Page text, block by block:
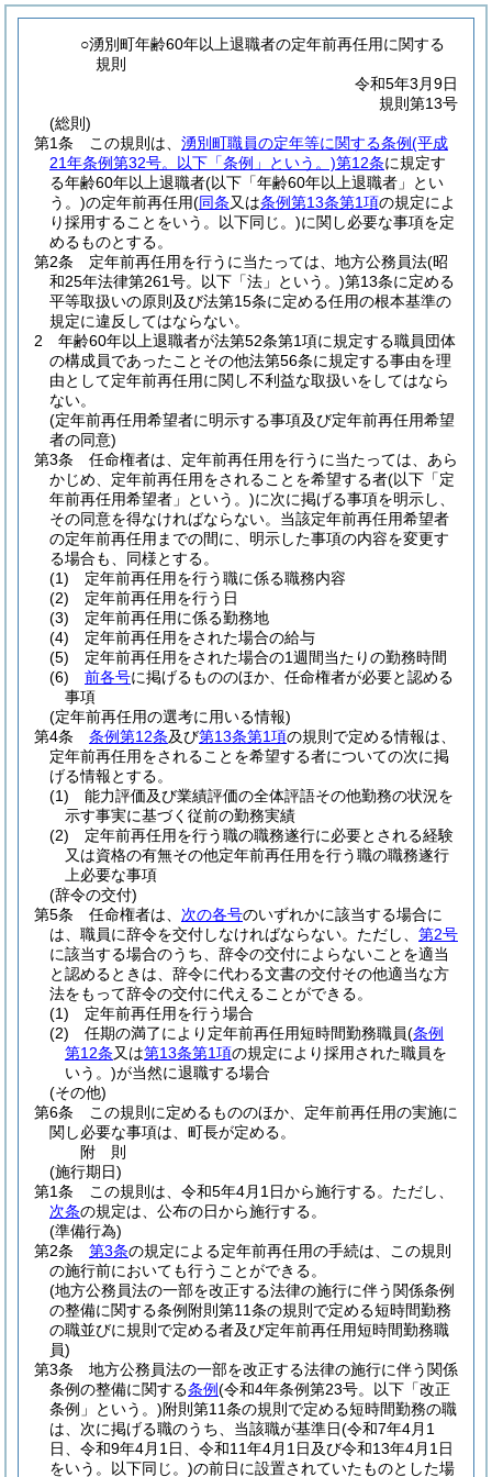
○湧別町年齢60年以上退職者の定年前再任用に関する
規則
令和5年3月9日
規則第13号
(総則)
第1条
この規則は、 湧別町職員の定年等に関する条例(平成
21年条例第32号。以下「条例」という。)第12条に規定す
る年齢60年以上退職者(以下「年齢60年以上退職者」とい
う。)の定年前再任用(同条又は条例第13条第1項の規定によ
り採用することをいう。以下同じ。)に関し必要な事項を定
めるものとする。
第2条
定年前再任用を行うに当たっては、地方公務員法(昭
和25年法律第261号。以下「法」という。)第13条に定める
平等取扱いの原則及び法第15条に定める任用の根本基準の
規定に違反してはならない。
2
年齢60年以上退職者が法第52条第1項に規定する職員団体
の構成員であったことその他法第56条に規定する事由を理
由として定年前再任用に関し不利益な取扱いをしてはなら
ない。
(定年前再任用希望者に明示する事項及び定年前再任用希望
者の同意)
第3条
任命権者は、定年前再任用を行うに当たっては、あら
かじめ、定年前再任用をされることを希望する者(以下「定
年前再任用希望者」という。)に次に掲げる事項を明示し、
その同意を得なければならない。 当該定年前再任用希望者
の定年前再任用までの間に、明示した事項の内容を変更す
る場合も、同様とする。
(1)
定年前再任用を行う職に係る職務内容
(2)
定年前再任用を行う日
(3)
定年前再任用に係る勤務地
(4)
定年前再任用をされた場合の給与
(5)
定年前再任用をされた場合の1週間当たりの勤務時間
(6)
前各号に掲げるもののほか、任命権者が必要と認める
事項
(定年前再任用の選考に用いる情報)
第4条
条例第12条及び第13条第1項の規則で定める情報は、
定年前再任用をされることを希望する者についての次に掲
げる情報とする。
(1)
能力評価及び業績評価の全体評語その他勤務の状況を
示す事実に基づく従前の勤務実績
(2)
定年前再任用を行う職の職務遂行に必要とされる経験
又は資格の有無その他定年前再任用を行う職の職務遂行
上必要な事項
(辞令の交付)
第5条
任命権者は、 次の各号のいずれかに該当する場合に
は、職員に辞令を交付しなければならない。 ただし、 第2号
に該当する場合のうち、辞令の交付によらないことを適当
と認めるときは、辞令に代わる文書の交付その他適当な方
法をもって辞令の交付に代えることができる。
(1)
定年前再任用を行う場合
(2)
任期の満了により定年前再任用短時間勤務職員(条例
第12条又は第13条第1項の規定により採用された職員を
いう。)が当然に退職する場合
(その他)
第6条
この規則に定めるもののほか、定年前再任用の実施に
関し必要な事項は、町長が定める。
附 則
(施行期日)
第1条
この規則は、令和5年4月1日から施行する。 ただし、
次条の規定は、公布の日から施行する。
(準備行為)
第2条
第3条の規定による定年前再任用の手続は、この規則
の施行前においても行うことができる。
(地方公務員法の一部を改正する法律の施行に伴う関係条例
の整備に関する条例附則第11条の規則で定める短時間勤務
の職並びに規則で定める者及び定年前再任用短時間勤務職
員)
第3条
地方公務員法の一部を改正する法律の施行に伴う関係
条例の整備に関する条例(令和4年条例第23号。以下「改正
条例」という。)附則第11条の規則で定める短時間勤務の職
は、次に掲げる職のうち、当該職が基準日(令和7年4月1
日、令和9年4月1日、令和11年4月1日及び令和13年4月1日
をいう。以下同じ。)の前日に設置されていたものとした場